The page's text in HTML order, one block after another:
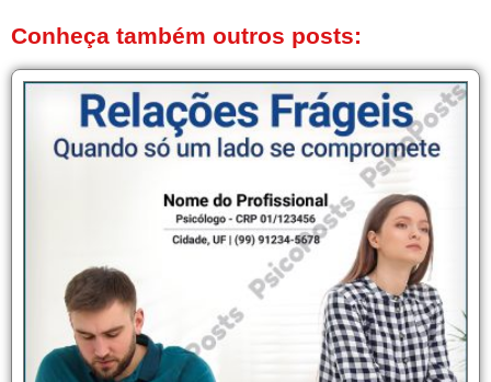
Conheça também outros posts: